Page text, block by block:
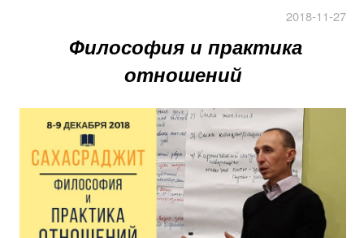
2018-11-27
Философия и практика
отношений